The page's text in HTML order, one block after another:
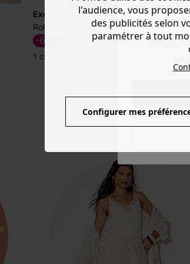
Do you
exclu web
Robe-débardeur sans manches
15,00 € 39,99 €
-60%
1 couleur
l'audience, vous
des publicités selon
paramétrer à tout
Configurer mes